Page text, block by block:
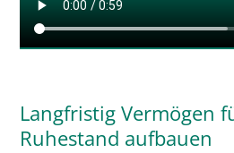
Langfristig Vermögen
Ruhestand aufbauen